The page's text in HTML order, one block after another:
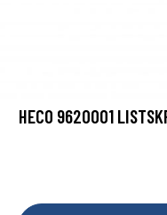
HECO 9620001